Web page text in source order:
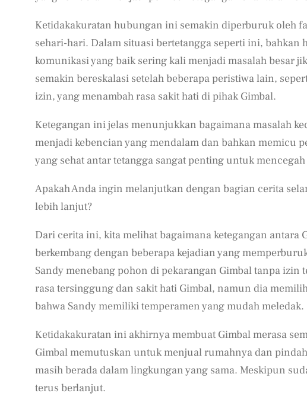
Ketidakakuratan hubungan ini semakin diperburuk oleh
sehari-hari. Dalam situasi bertetangga seperti ini, bahkan
komunikasi yang baik sering kali menjadi masalah besar
semakin bereskalasi setelah beberapa peristiwa lain,
izin, yang menambah rasa sakit hati di pihak Gimbal.
Ketegangan ini jelas menunjukkan bagaimana masalah
menjadi kebencian yang mendalam dan bahkan memicu
yang sehat antar tetangga sangat penting untuk
Apakah Anda ingin melanjutkan dengan bagian cerita
lebih lanjut?
Dari cerita ini, kita melihat bagaimana ketegangan antara
berkembang dengan beberapa kejadian yang
Sandy menebang pohon di pekarangan Gimbal tanpa
rasa tersinggung dan sakit hati Gimbal, namun dia
bahwa Sandy memiliki temperamen yang mudah meledak.
Ketidakakuratan ini akhirnya membuat Gimbal merasa
Gimbal memutuskan untuk menjual rumahnya dan
masih berada dalam lingkungan yang sama. Meskipun
terus berlanjut.